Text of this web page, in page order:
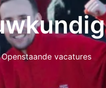
Openstaande vacatures